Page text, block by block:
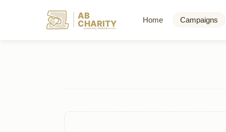
AB
CHARITY
powerd by ahblicklive.com
Home Campaigns